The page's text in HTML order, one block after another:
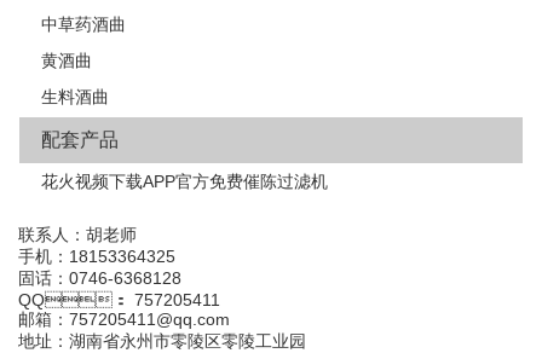
中草药酒曲
黄酒曲
生料酒曲
配套产品
花火视频下载APP官方免费催陈过滤机
联系人：胡老师
手机：18153364325
固话：0746-6368128
QQ： 757205411
邮箱：757205411@qq.com
地址：湖南省永州市零陵区零陵工业园